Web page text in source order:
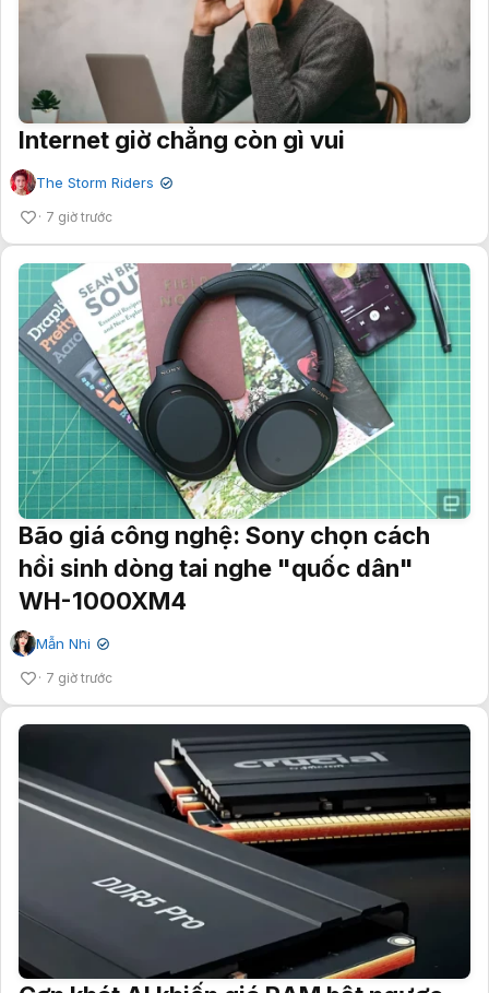
Internet giờ chẳng còn gì vui
The Storm Riders ✔
7 giờ trước
Bão giá công nghệ: Sony chọn cách
hồi sinh dòng tai nghe "quốc dân"
WH-1000XM4
Mẫn Nhi ✔
7 giờ trước